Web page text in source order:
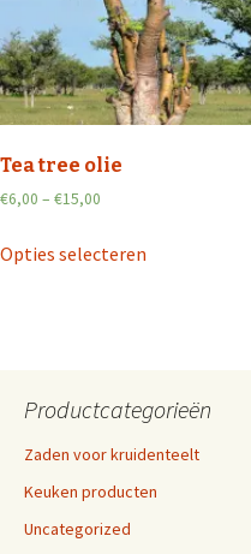
Tea tree olie
€6,00 – €15,00
Opties selecteren
Productcategorieën
Zaden voor kruidenteelt
Keuken producten
Uncategorized